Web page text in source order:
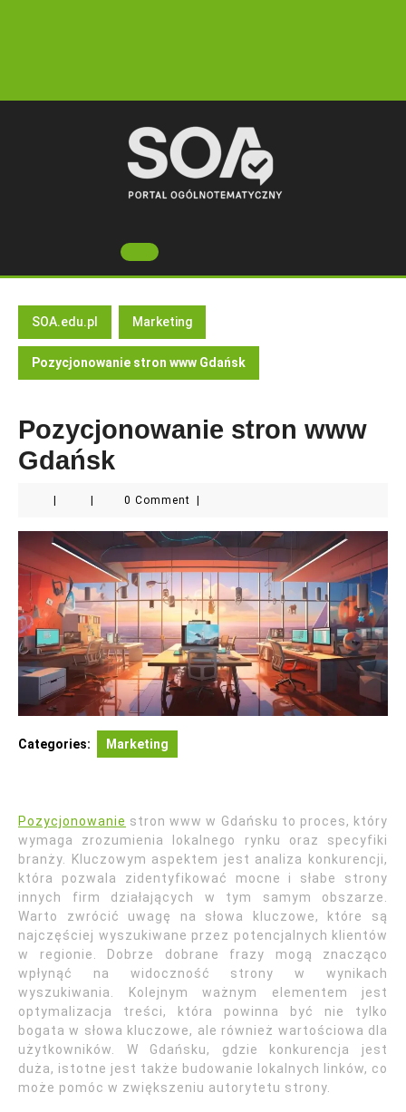
Open
Button
SOA.edu.pl Marketing
Pozycjonowanie stron www Gdańsk
Pozycjonowanie stron www
Gdańsk
0 Comment
Categories: Marketing
Pozycjonowanie stron www w Gdańsku to proces, który
wymaga zrozumienia lokalnego rynku oraz specyfiki
branży. Kluczowym aspektem jest analiza konkurencji,
która pozwala zidentyfikować mocne i słabe strony
innych firm działających w tym samym obszarze.
Warto zwrócić uwagę na słowa kluczowe, które są
najczęściej wyszukiwane przez potencjalnych klientów
w regionie. Dobrze dobrane frazy mogą znacząco
wpłynąć na widoczność strony w wynikach
wyszukiwania. Kolejnym ważnym elementem jest
optymalizacja treści, która powinna być nie tylko
bogata w słowa kluczowe, ale również wartościowa dla
użytkowników. W Gdańsku, gdzie konkurencja jest
duża, istotne jest także budowanie lokalnych linków, co
może pomóc w zwiększeniu autorytetu strony.